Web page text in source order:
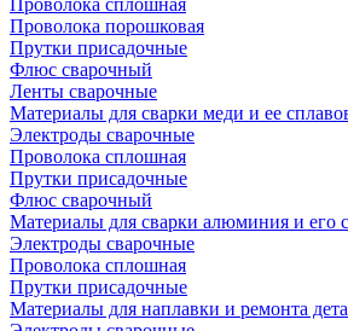
Проволока сплошная
Проволока порошковая
Прутки присадочные
Флюс сварочный
Ленты сварочные
Материалы для сварки меди и ее
Электроды сварочные
Проволока сплошная
Прутки присадочные
Флюс сварочный
Материалы для сварки алюминия и его
Электроды сварочные
Проволока сплошная
Прутки присадочные
Материалы для наплавки и ремонта